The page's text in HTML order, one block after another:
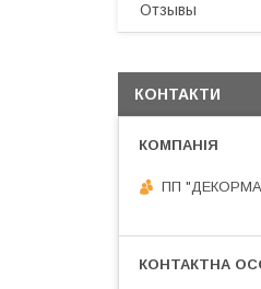
Отзывы
КОНТАКТИ
ПП